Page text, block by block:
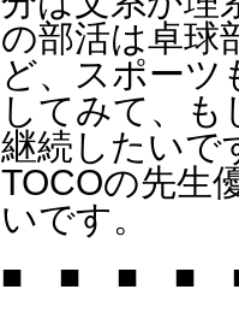
の部活は卓球
ど、スポーツ
してみて、
継続したいで
TOCOの先生
いです。
■ ■ ■ ■